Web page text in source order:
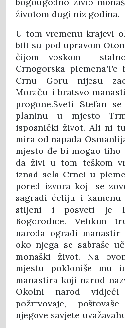
životom dugi niz godina.
U tom vremenu krajevi
bili su pod upravom
čijom voskom stalno
Crnogorska
Crnu Goru nijesu
Moraču i bratsvo
progone.Sveti Stefan
planinu u mjesto
isposnički život. Ali ni
mira od napada
mjesto đe bi mogao
da živi u tom teškom
iznad sela Crnci u
pored izvora koji se
sagradi ćeliju i
stijeni i posveti je
Bogorodice. Velikim
naroda ogradi
oko njega se sabraše
monaški život. Na
mjestu pokloniše mu
manastira koji narod
Okolni narod
požrtvovaje,
njegove savjete